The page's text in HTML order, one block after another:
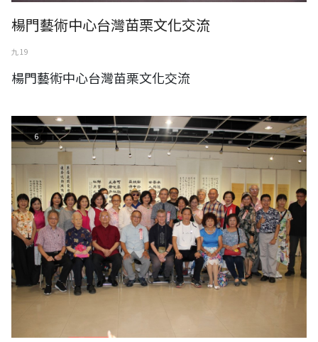
楊門藝術中心台灣苗栗文化交流
九 19
楊門藝術中心台灣苗栗文化交流
林欽商-墨緣小集聯展2022年8月
6